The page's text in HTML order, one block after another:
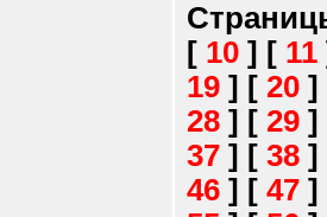
[ 10 ] [ 11
19 ] [ 20 ]
28 ] [ 29 ]
37 ] [ 38 ]
46 ] [ 47 ]